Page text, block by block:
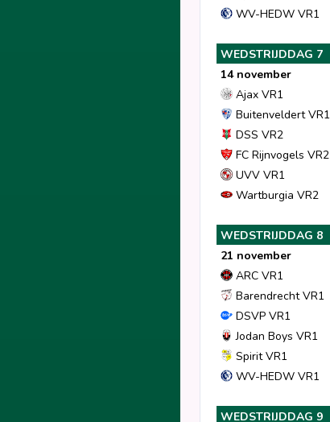
WV-HEDW VR1
WEDSTRIJDDAG 7
14 november
Ajax VR1
Buitenveldert VR1
DSS VR2
FC Rijnvogels VR2
UVV VR1
Wartburgia VR2
WEDSTRIJDDAG 8
21 november
ARC VR1
Barendrecht VR1
DSVP VR1
Jodan Boys VR1
Spirit VR1
WV-HEDW VR1
WEDSTRIJDDAG 9